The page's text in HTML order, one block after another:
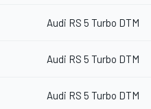
Audi RS 5 Turbo DTM
Audi RS 5 Turbo DTM
Audi RS 5 Turbo DTM